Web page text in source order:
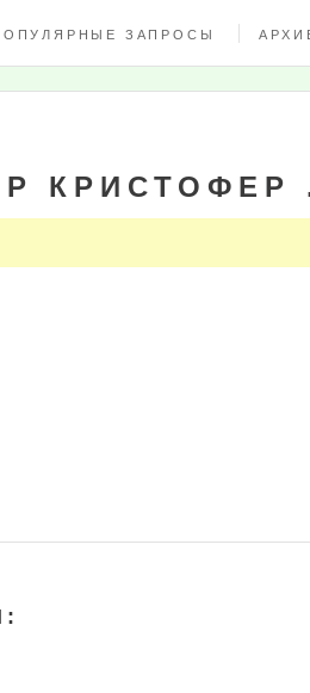
ЗАПРОСЫ
КРИСТОФЕР